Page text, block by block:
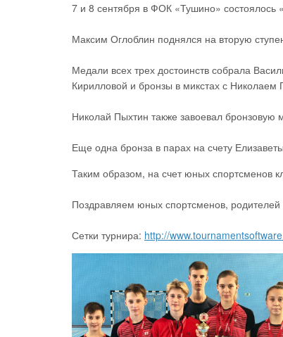
7 и 8 сентября в ФОК «Тушино» состоялось
Максим Оглоблин поднялся на вторую
Медали всех трех достоинств собрала
Кирилловой и бронзы в микстах с
Николай Пыхтин также завоевал
Еще одна бронза в парах на счету
Таким образом, на счет юных спортсменов
Поздравляем юных спортсменов, родителей
Сетки турнира: http://